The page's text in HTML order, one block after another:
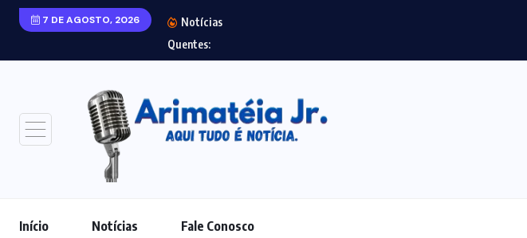
7 DE AGOSTO, 2026
Notícias
Quentes:
Início Notícias Fale Conosco